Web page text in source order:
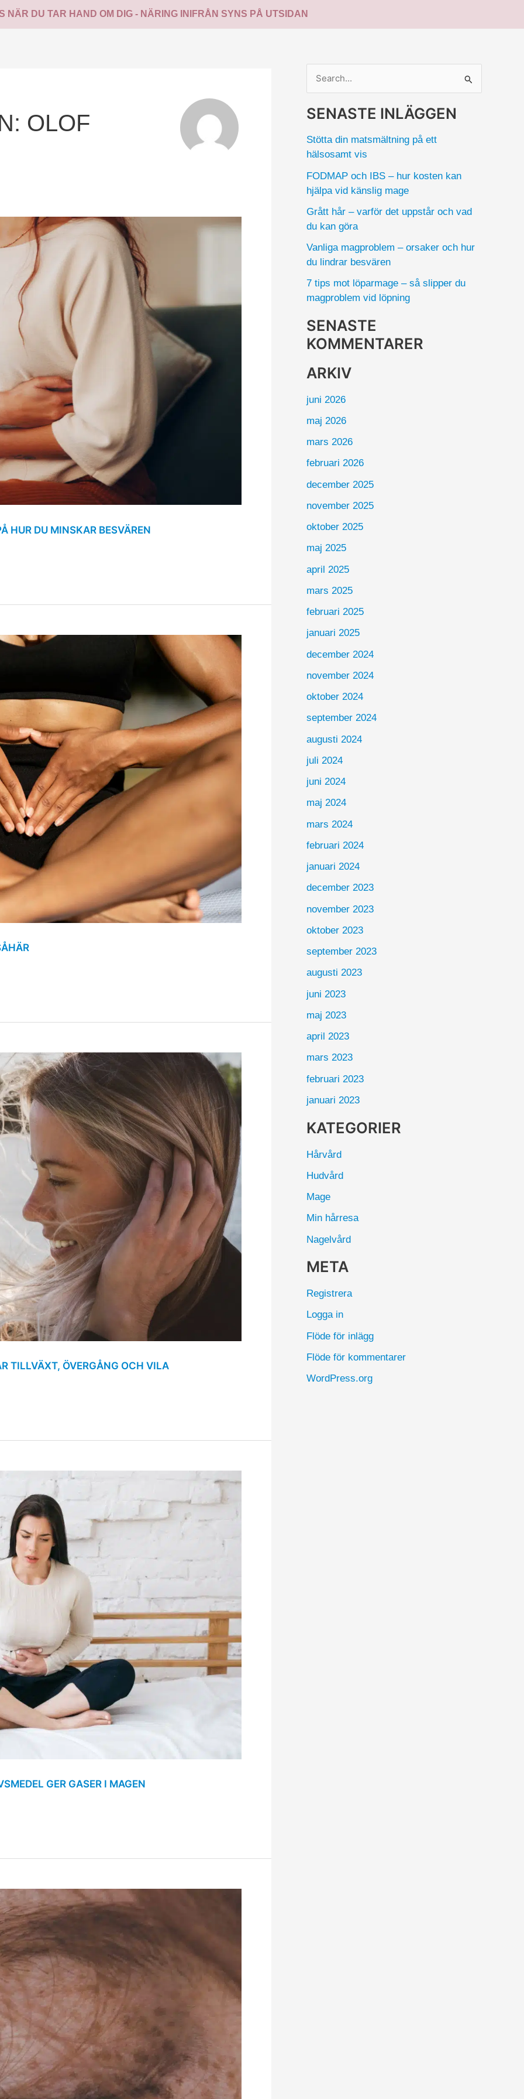
NÄR DU TAR HAND OM DIG - NÄRING INIFRÅN SYNS PÅ UTSIDAN
OLOF
HUR DU MINSKAR BESVÄREN
TILLVÄXT, ÖVERGÅNG OCH VILA
GER GASER I MAGEN
k
e
f
e
SENASTE INLÄGGEN
Stötta din matsmältning på ett
hälsosamt vis
FODMAP och IBS – hur kosten kan
hjälpa vid känslig mage
Grått hår – varför det uppstår och vad
du kan göra
Vanliga magproblem – orsaker och hur
du lindrar besvären
7 tips mot löparmage – så slipper du
magproblem vid löpning
SENASTE
KOMMENTARER
ARKIV
juni 2026
maj 2026
mars 2026
februari 2026
december 2025
november 2025
oktober 2025
maj 2025
april 2025
mars 2025
februari 2025
januari 2025
december 2024
november 2024
oktober 2024
september 2024
augusti 2024
juli 2024
juni 2024
maj 2024
mars 2024
februari 2024
januari 2024
december 2023
november 2023
oktober 2023
september 2023
augusti 2023
juni 2023
maj 2023
april 2023
mars 2023
februari 2023
januari 2023
KATEGORIER
Hårvård
Hudvård
Mage
Min hårresa
Nagelvård
META
Registrera
Logga in
Flöde för inlägg
Flöde för kommentarer
WordPress.org